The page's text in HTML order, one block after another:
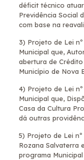
déficit técnico
Previdência Social
com base na
3) Projeto de Lei
Municipal que,
abertura de
Município de Nova
4) Projeto de Lei
Municipal que,
Casa da Cultura
dá outras
5) Projeto de Lei
Rozana Salvaterra
programa